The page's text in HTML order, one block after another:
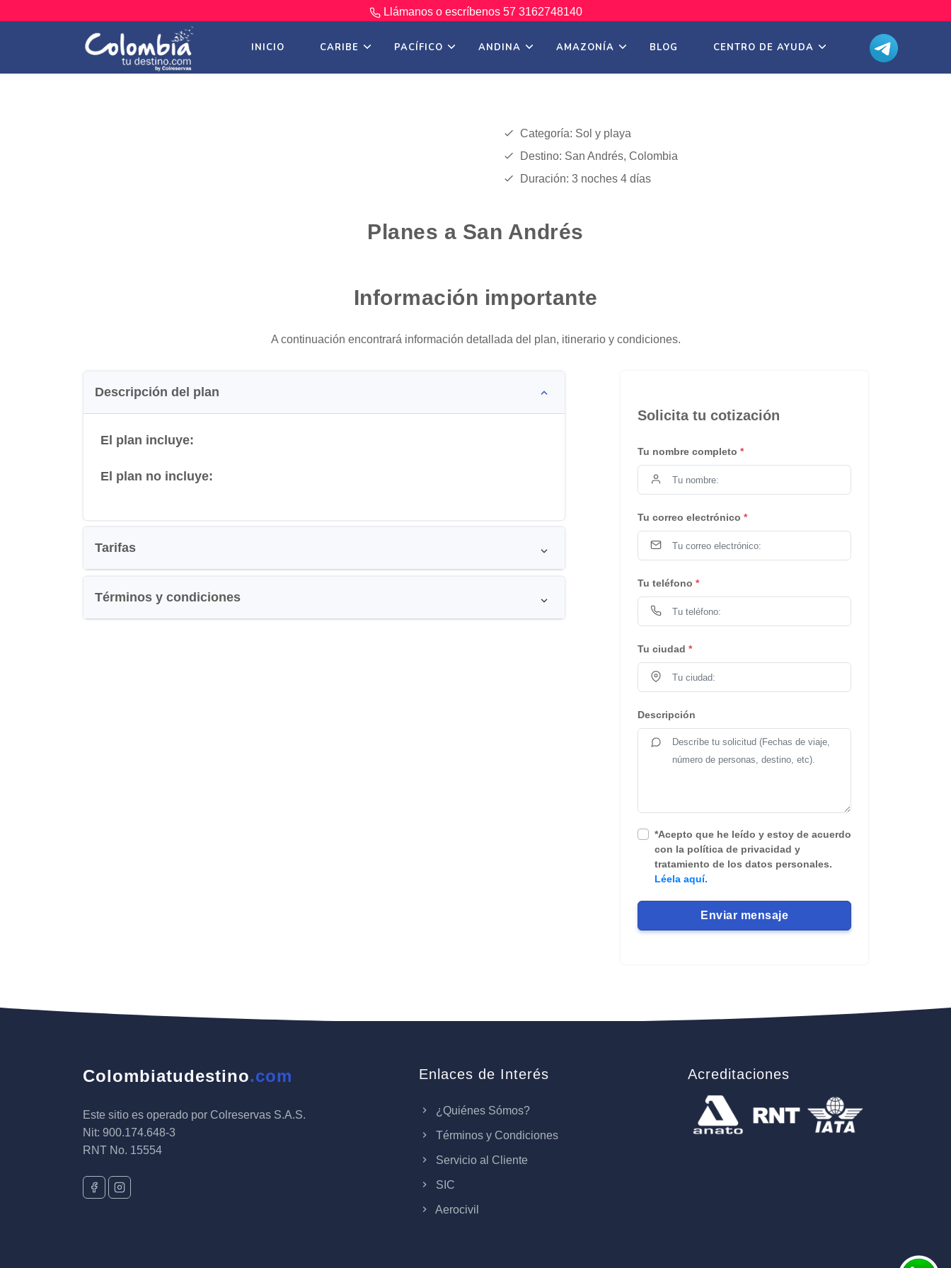
Llámanos o escríbenos 57 3162748140
INICIO CARIBE PACÍFICO ANDINA AMAZONÍA BLOG CENTRO DE AYUDA
Categoría: Sol y playa
Destino: San Andrés, Colombia
Duración: 3 noches 4 días
Planes a San Andrés
Información importante
A continuación encontrará información detallada del plan, itinerario y condiciones.
Descripción del plan
El plan incluye:
El plan no incluye:
Tarifas
Términos y condiciones
Solicita tu cotización
Tu nombre completo *
Tu correo electrónico *
Tu teléfono *
Tu ciudad *
Descripción
*Acepto que he leído y estoy de acuerdo
con la política de privacidad y
tratamiento de los datos personales.
Léela aquí.
Colombiatudestino.com
Este sitio es operado por Colreservas S.A.S.
Nit: 900.174.648-3
RNT No. 15554
Enlaces de Interés
¿Quiénes Sómos?
Términos y Condiciones
Servicio al Cliente
SIC
Aerocivil
Acreditaciones